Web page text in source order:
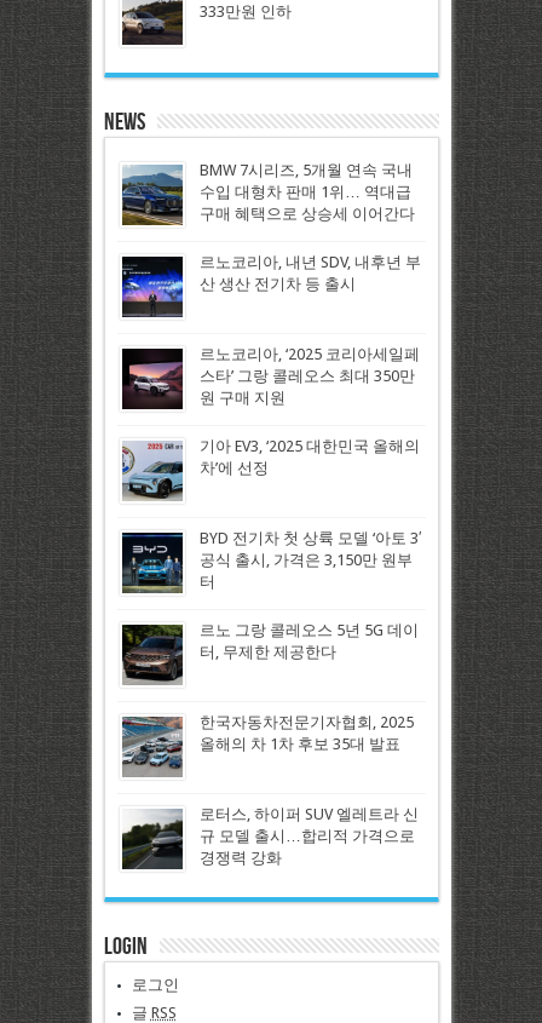
333만원 인하
News
BMW 7시리즈, 5개월 연속 국내
수입 대형차 판매 1위… 역대급
구매 혜택으로 상승세 이어간다
르노코리아, 내년 SDV, 내후년 부
산 생산 전기차 등 출시
르노코리아, ‘2025 코리아세일페
스타’ 그랑 콜레오스 최대 350만
원 구매 지원
기아 EV3, ‘2025 대한민국 올해의
차’에 선정
BYD 전기차 첫 상륙 모델 ‘아토 3′
공식 출시, 가격은 3,150만 원부
터
르노 그랑 콜레오스 5년 5G 데이
터, 무제한 제공한다
한국자동차전문기자협회, 2025
올해의 차 1차 후보 35대 발표
로터스, 하이퍼 SUV 엘레트라 신
규 모델 출시…합리적 가격으로
경쟁력 강화
Login
로그인
글 RSS